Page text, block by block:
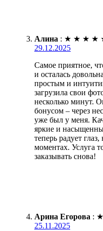
Алина : ★ ★ ★ ★
29.12.2025
Самое приятное,
и осталась
простым и
загрузила свои
несколько минут.
бонусом – через
уже был у меня.
яркие и
теперь радует
моментах. Услуга
заказывать снова!
Арина Егорова : ★
25.11.2025